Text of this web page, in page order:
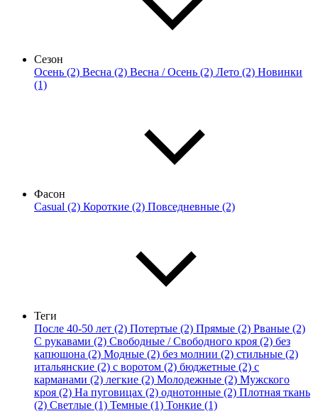
Сезон
Осень (2) Весна (2) Весна / Осень (2) Лето (2) Новинки
(1)
Фасон
Casual (2) Короткие (2) Повседневные (2)
Теги
После 40-50 лет (2) Потертые (2) Прямые (2) Рваные (2)
С рукавами (2) Свободные / Свободного кроя (2) без
капюшона (2) Модные (2) без молнии (2) стильные (2)
итальянские (2) с воротом (2) бюджетные (2) с
карманами (2) легкие (2) Молодежные (2) Мужского
кроя (2) На пуговицах (2) однотонные (2) Плотная ткань
(2) Светлые (1) Темные (1) Тонкие (1)